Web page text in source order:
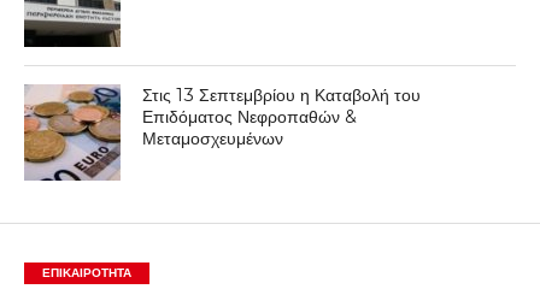
Στις 13 Σεπτεμβρίου η Καταβολή του
Επιδόματος Νεφροπαθών &
Μεταμοσχευμένων
ΕΠΙΚΑΙΡΟΤΗΤΑ